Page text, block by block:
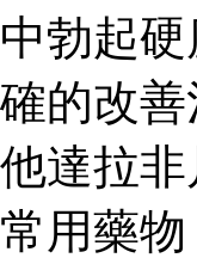
中勃起
確的改
他達拉
常用藥